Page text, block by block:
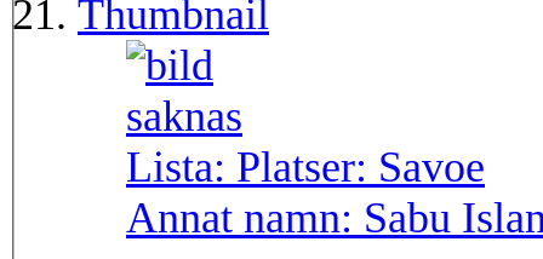
Thumbnail
Lista: Platser: Savoe
Annat namn: Sabu